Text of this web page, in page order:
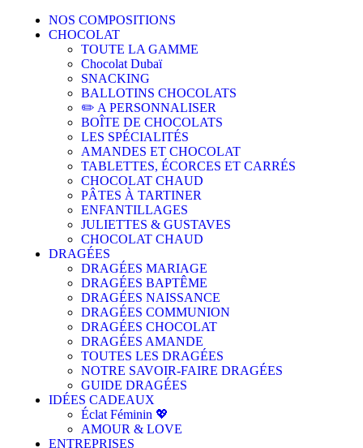
NOS COMPOSITIONS
CHOCOLAT
TOUTE LA GAMME
Chocolat Dubaï
SNACKING
BALLOTINS CHOCOLATS
✏️ A PERSONNALISER
BOÎTE DE CHOCOLATS
LES SPÉCIALITÉS
AMANDES ET CHOCOLAT
TABLETTES, ÉCORCES ET CARRÉS
CHOCOLAT CHAUD
PÂTES À TARTINER
ENFANTILLAGES
JULIETTES & GUSTAVES
CHOCOLAT CHAUD
DRAGÉES
DRAGÉES MARIAGE
DRAGÉES BAPTÊME
DRAGÉES NAISSANCE
DRAGÉES COMMUNION
DRAGÉES CHOCOLAT
DRAGÉES AMANDE
TOUTES LES DRAGÉES
NOTRE SAVOIR-FAIRE DRAGÉES
GUIDE DRAGÉES
IDÉES CADEAUX
Éclat Féminin 💖
AMOUR & LOVE
ENTREPRISES